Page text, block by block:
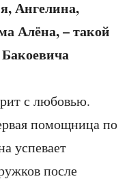
Ангелина,
Алёна, – такой
с любовью.
помощница по
успевает
после